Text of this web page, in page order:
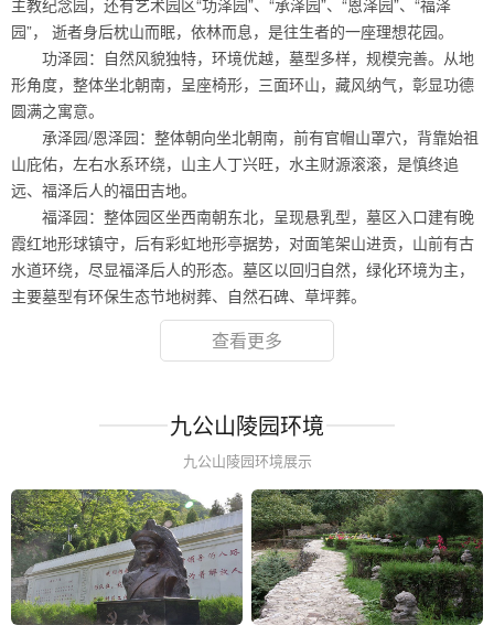
园”， 逝者身后枕山而眠，依林而息，是往生者的一座理想花园。
功泽园：自然风貌独特，环境优越，墓型多样，规模完善。从地
形角度，整体坐北朝南，呈座椅形，三面环山，藏风纳气，彰显功德
圆满之寓意。
承泽园/恩泽园：整体朝向坐北朝南，前有官帽山罩穴，背靠始祖
山庇佑，左右水系环绕，山主人丁兴旺，水主财源滚滚，是慎终追
远、福泽后人的福田吉地。
福泽园：整体园区坐西南朝东北，呈现悬乳型，墓区入口建有晚
霞红地形球镇守，后有彩虹地形亭据势，对面笔架山进贡，山前有古
水道环绕，尽显福泽后人的形态。墓区以回归自然，绿化环境为主，
主要墓型有环保生态节地树葬、自然石碑、草坪葬。
查看更多
九公山陵园环境
九公山陵园环境展示